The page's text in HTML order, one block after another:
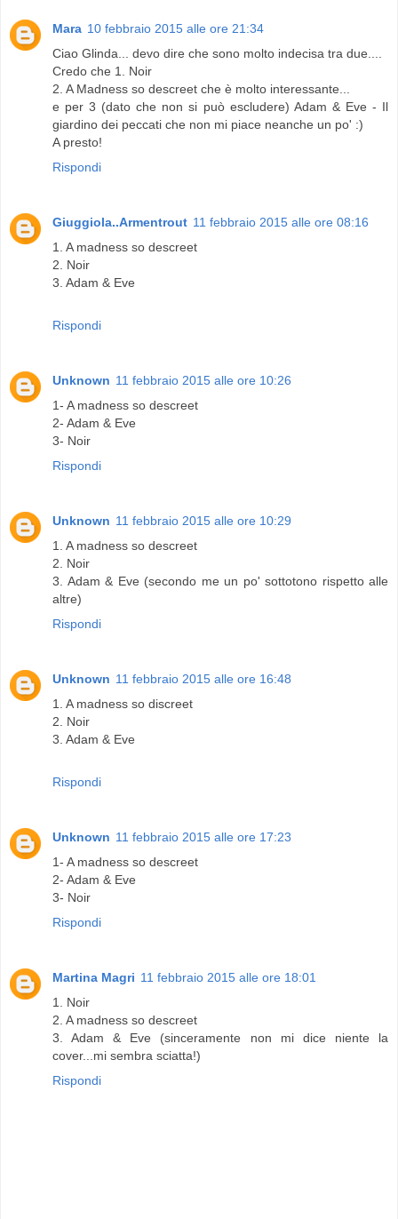
Mara 10 febbraio 2015 alle ore 21:34
Ciao Glinda... devo dire che sono molto indecisa tra due....
Credo che 1. Noir
2. A Madness so descreet che è molto interessante...
e per 3 (dato che non si può escludere) Adam & Eve - Il
giardino dei peccati che non mi piace neanche un po' :)
A presto!
Rispondi
Giuggiola..Armentrout 11 febbraio 2015 alle ore 08:16
1. A madness so descreet
2. Noir
3. Adam & Eve
Rispondi
Unknown 11 febbraio 2015 alle ore 10:26
1- A madness so descreet
2- Adam & Eve
3- Noir
Rispondi
Unknown 11 febbraio 2015 alle ore 10:29
1. A madness so descreet
2. Noir
3. Adam & Eve (secondo me un po' sottotono rispetto alle
altre)
Rispondi
Unknown 11 febbraio 2015 alle ore 16:48
1. A madness so discreet
2. Noir
3. Adam & Eve
Rispondi
Unknown 11 febbraio 2015 alle ore 17:23
1- A madness so descreet
2- Adam & Eve
3- Noir
Rispondi
Martina Magri 11 febbraio 2015 alle ore 18:01
1. Noir
2. A madness so descreet
3. Adam & Eve (sinceramente non mi dice niente la
cover...mi sembra sciatta!)
Rispondi